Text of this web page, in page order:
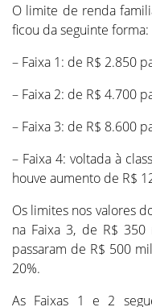
O limite de renda
ficou da seguinte forma:
– Faixa 1: de R$ 2.850
– Faixa 2: de R$ 4.700
– Faixa 3: de R$ 8.600
– Faixa 4: voltada à
houve aumento de R$
Os limites nos valores
na Faixa 3, de R$
passaram de R$ 500
20%.
As Faixas 1 e 2